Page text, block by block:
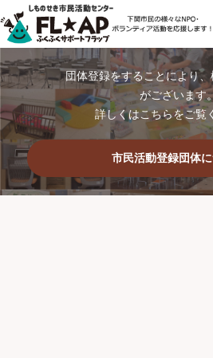
団体登録をすることにより、
がございます
詳しくはこちらをご覧
市民活動登録団体